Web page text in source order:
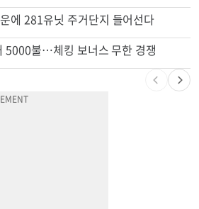
에 281유닛 주거단지 들어선다
5000불…체킹 보너스 무한 경쟁